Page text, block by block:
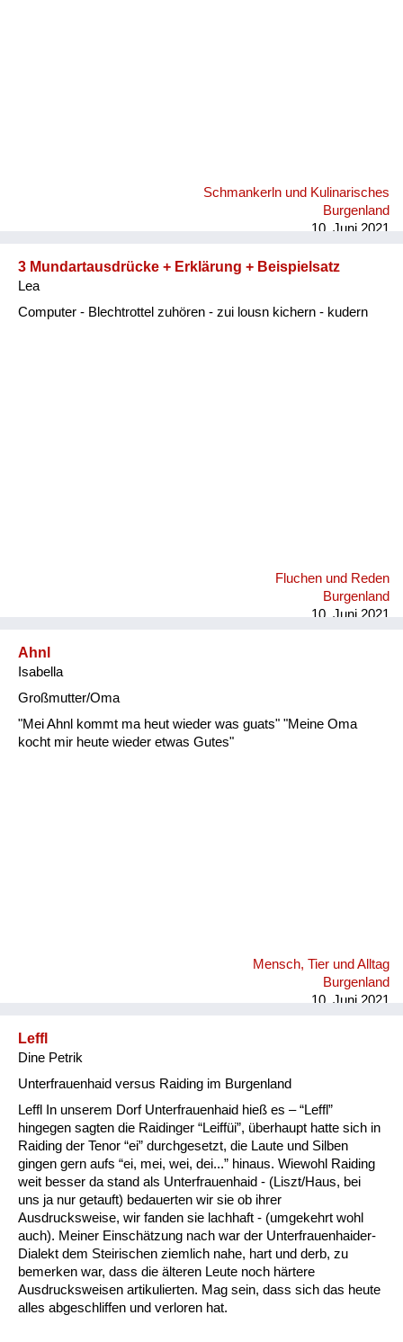
Schmankerln und Kulinarisches
Burgenland
10. Juni 2021
3 Mundartausdrücke + Erklärung + Beispielsatz
Lea
Computer - Blechtrottel zuhören - zui lousn kichern - kudern
Fluchen und Reden
Burgenland
10. Juni 2021
Ahnl
Isabella
Großmutter/Oma
"Mei Ahnl kommt ma heut wieder was guats" "Meine Oma
kocht mir heute wieder etwas Gutes"
Mensch, Tier und Alltag
Burgenland
10. Juni 2021
Leffl
Dine Petrik
Unterfrauenhaid versus Raiding im Burgenland
Leffl In unserem Dorf Unterfrauenhaid hieß es – “Leffl”
hingegen sagten die Raidinger “Leiffüi”, überhaupt hatte sich in
Raiding der Tenor “ei” durchgesetzt, die Laute und Silben
gingen gern aufs “ei, mei, wei, dei...” hinaus. Wiewohl Raiding
weit besser da stand als Unterfrauenhaid - (Liszt/Haus, bei
uns ja nur getauft) bedauerten wir sie ob ihrer
Ausdrucksweise, wir fanden sie lachhaft - (umgekehrt wohl
auch). Meiner Einschätzung nach war der Unterfrauenhaider-
Dialekt dem Steirischen ziemlich nahe, hart und derb, zu
bemerken war, dass die älteren Leute noch härtere
Ausdrucksweisen artikulierten. Mag sein, dass sich das heute
alles abgeschliffen und verloren hat.